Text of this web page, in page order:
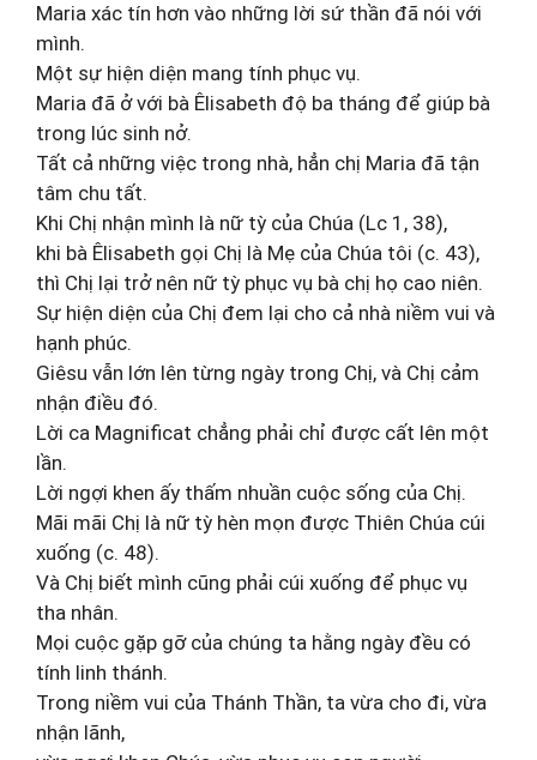
Maria xác tín hơn vào những lời sứ thần đã nói với
mình.
Một sự hiện diện mang tính phục vụ.
Maria đã ở với bà Êlisabeth độ ba tháng để giúp bà
trong lúc sinh nở.
Tất cả những việc trong nhà, hẳn chị Maria đã tận
tâm chu tất.
Khi Chị nhận mình là nữ tỳ của Chúa (Lc 1, 38),
khi bà Êlisabeth gọi Chị là Mẹ của Chúa tôi (c. 43),
thì Chị lại trở nên nữ tỳ phục vụ bà chị họ cao niên.
Sự hiện diện của Chị đem lại cho cả nhà niềm vui và
hạnh phúc.
Giêsu vẫn lớn lên từng ngày trong Chị, và Chị cảm
nhận điều đó.
Lời ca Magnificat chẳng phải chỉ được cất lên một
lần.
Lời ngợi khen ấy thấm nhuần cuộc sống của Chị.
Mãi mãi Chị là nữ tỳ hèn mọn được Thiên Chúa cúi
xuống (c. 48).
Và Chị biết mình cũng phải cúi xuống để phục vụ
tha nhân.
Mọi cuộc gặp gỡ của chúng ta hằng ngày đều có
tính linh thánh.
Trong niềm vui của Thánh Thần, ta vừa cho đi, vừa
nhận lãnh,